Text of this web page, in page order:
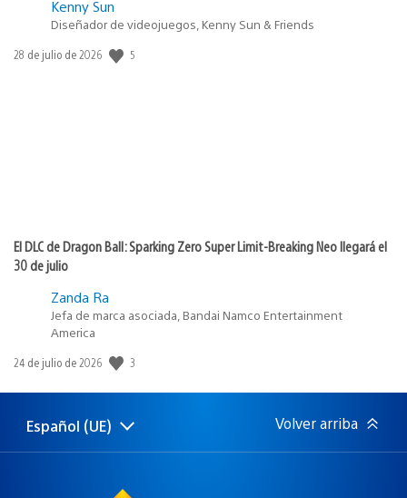
Kenny Sun
Diseñador de videojuegos, Kenny Sun & Friends
Fecha
28 de julio de 2026 5
El DLC de Dragon Ball: Sparking Zero Super Limit-Breaking Neo llegará el
30 de julio
Zanda Ra
Jefa de marca asociada, Bandai Namco Entertainment
America
Fecha
publicación:
24 de julio de 2026 3
Selecciona
una
Región
actual:
Español (UE) Volver arriba